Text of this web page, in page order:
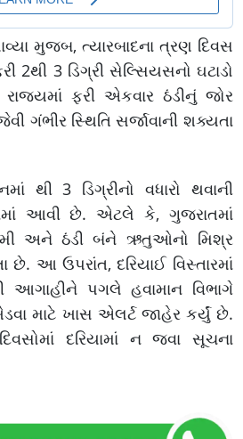
મુજબ, ત્યારબાદના ત્રણ દિવસ
2થી 3 ડિગ્રી સેલ્સિયસનો ઘટાડો
ફરી એકવાર ઠંડીનું જોર
ગંભીર સ્થિતિ સર્જાવાની શક્યતા
થી 3 ડિગ્રીનો વધારો થવાની
આવી છે. એટલે કે, ગુજરાતમાં
અને ઠંડી બંને ઋતુઓનો મિશ્ર
આ ઉપરાંત, દરિયાઈ વિસ્તારમાં
આગાહીને પગલે હવામાન વિભાગે
માટે ખાસ એલર્ટ જાહેર કર્યું છે.
દરિયામાં ન જવા સૂચના